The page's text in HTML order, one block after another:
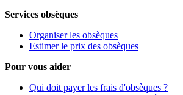
Services obsèques
Organiser les obsèques
Estimer le prix des obsèques
Pour vous aider
Qui doit payer les frais d'obsèques ?